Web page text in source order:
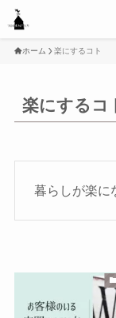
ホーム 楽にするコト
楽にするコ
暮らしが楽に